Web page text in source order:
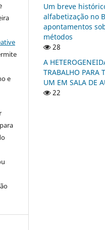
e
Um breve
alfabetização no
apontamentos
métodos
28
A
TRABALHO PARA
UM EM SALA DE
22